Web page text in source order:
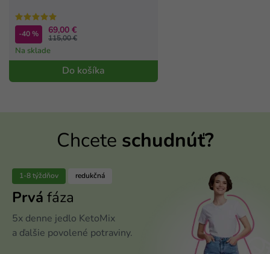
Do košíka
-40 % 69,00 €
115,00 €
Na sklade
Chcete schudnúť?
1-8 týždňov redukčná
Prvá fáza
5x denne jedlo KetoMix
a ďalšie povolené potraviny.